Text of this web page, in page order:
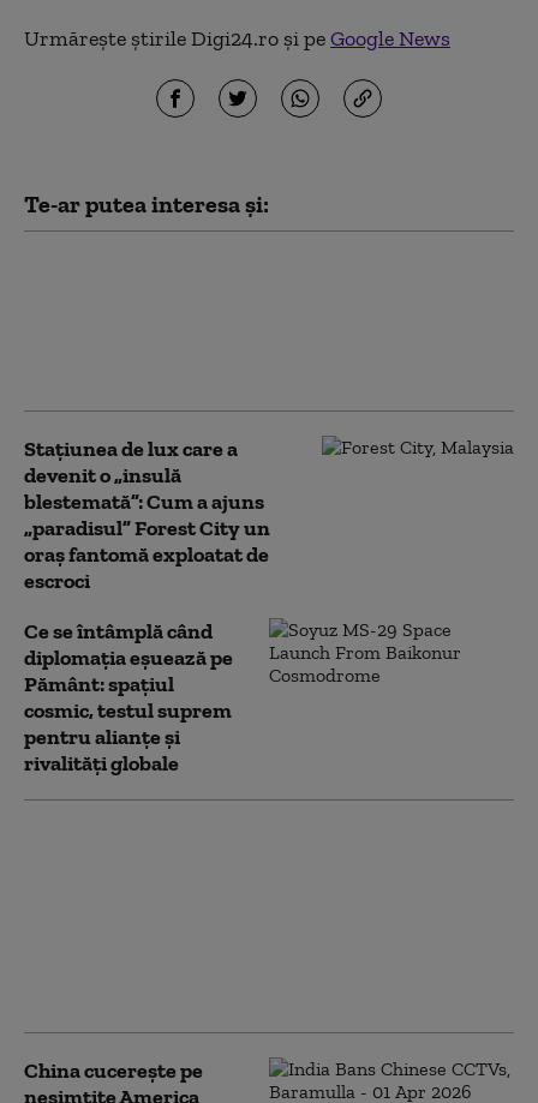
Urmărește știrile Digi24.ro și peGoogle News
Te-ar putea interesa și:
Stațiunea de lux care a
devenit o „insulă
blestemată”: Cum a ajuns
„paradisul” Forest City un
oraș fantomă exploatat de
escroci
Ce se întâmplă când
diplomația eșuează pe
Pământ: spațiul
cosmic, testul suprem
pentru alianțe și
rivalități globale
China cucerește pe
nesimțite America